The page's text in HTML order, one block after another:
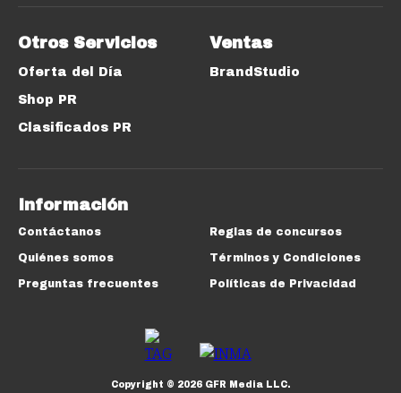
Otros Servicios
Oferta del Día
Shop PR
Clasificados PR
Ventas
BrandStudio
Información
Contáctanos
Quiénes somos
Preguntas frecuentes
Reglas de concursos
Términos y Condiciones
Políticas de Privacidad
Copyright © 2026GFR Media LLC.